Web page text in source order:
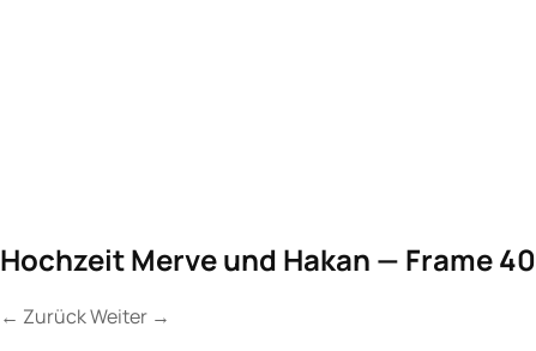
Hochzeit Merve und Hakan — Frame 40
← ZurückWeiter →